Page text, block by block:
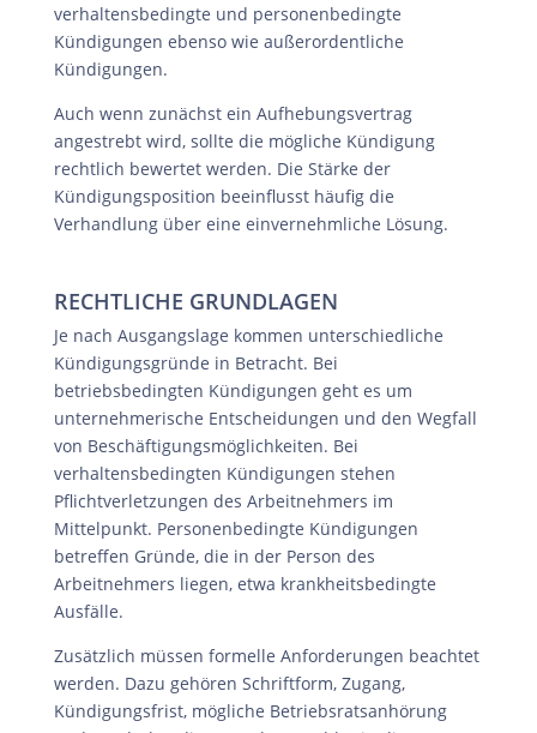
verhaltensbedingte und personenbedingte
Kündigungen ebenso wie außerordentliche
Kündigungen.
Auch wenn zunächst ein Aufhebungsvertrag
angestrebt wird, sollte die mögliche Kündigung
rechtlich bewertet werden. Die Stärke der
Kündigungsposition beeinflusst häufig die
Verhandlung über eine einvernehmliche Lösung.
RECHTLICHE GRUNDLAGEN
Je nach Ausgangslage kommen unterschiedliche
Kündigungsgründe in Betracht. Bei
betriebsbedingten Kündigungen geht es um
unternehmerische Entscheidungen und den Wegfall
von Beschäftigungsmöglichkeiten. Bei
verhaltensbedingten Kündigungen stehen
Pflichtverletzungen des Arbeitnehmers im
Mittelpunkt. Personenbedingte Kündigungen
betreffen Gründe, die in der Person des
Arbeitnehmers liegen, etwa krankheitsbedingte
Ausfälle.
Zusätzlich müssen formelle Anforderungen beachtet
werden. Dazu gehören Schriftform, Zugang,
Kündigungsfrist, mögliche Betriebsratsanhörung